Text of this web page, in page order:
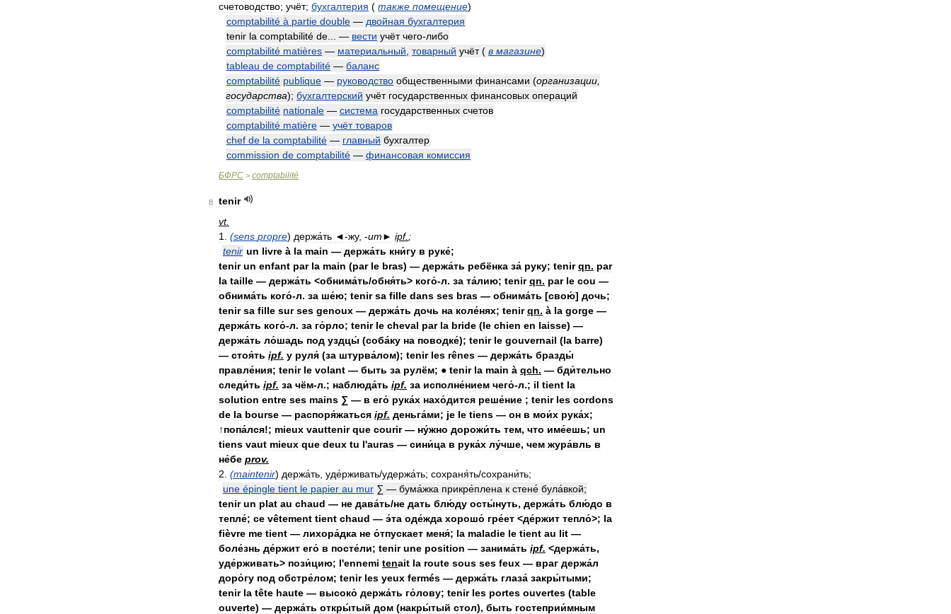
счетоводство; учёт; бухгалтерия ( также помещение)
comptabilité à partie double — двойная бухгалтерия
tenir la comptabilité de ... — вести учёт чего-либо
comptabilité matières — материальный товарный учёт ( в магазине)
tableau de comptabilité — баланс
comptabilité publique — руководство общественными финансами (организации
государства); бухгалтерский учёт государственных финансовых операций
comptabilité nationale — система государственных счетов
comptabilité matière — учёт товаров
chef de la comptabilité — главный бухгалтер
commission de comptabilité — финансовая комиссия
БФРС > comptabilité
8
tenir
vt.
1
(sens propre) держа́ть ◄-жу, -ит► ipf. ;
tenir un livre à la main — держа́ть кни́гу в руке́;
tenir un enfant par la main (par le bras) — держа́ть ребёнка за́ руку; tenir qn. par
la taille — держа́ть <обнима́ть/обня́ть> кого́-л. за та́лию; tenir qn. par le cou —
обнима́ть кого́-л. за ше́ю; tenir sa fille dans ses bras — обнима́ть [свою́] дочь;
tenir sa fille sur ses genoux — держа́ть дочь на коле́нях; tenir qn. à la gorge —
держа́ть кого́-л. за го́рло; tenir le cheval par la bride (le chien en laisse) —
держа́ть ло́шадь под уздцы́ (соба́ку на поводке́); tenir le gouvernail (la barre)
— стоя́ть ipf. у руля́ (за штурва́лом); tenir les rênes — держа́ть бразды́
правле́ния; tenir le volant — быть за рулём; ● tenir la main à qch. — бди́тельно
следи́ть ipf. за чём-л.; наблюда́ть ipf. за исполне́нием чего́-л.; il tient la
solution entre ses mains ∑ — в его́ рука́х нахо́дится реше́ние ; tenir les cordons
de la bourse — распоря́жаться ipf. деньга́ми; je le tiens — он в мои́х рука́х;
↑попа́лся!; mieux vauttenir que courir— ну́жно дорожи́ть тем, что име́ешь; un
tiens vaut mieux que deux tu l'auras — сини́ца в рука́х лу́чше, чем жура́вль в
не́бе prov.
2 (maintenir) держа́ть уде́рживать/удержа́ть; сохраня́ть/сохрани́ть;
une épingle tient le papier au mur ∑ — бума́жка прикре́плена к стене́ була́вкой;
tenir un plat au chaud — не дава́ть/не дать блю́ду осты́нуть, держа́ть блю́до в
тепле́; ce vêtement tient chaud — э́та оде́жда хорошо́ гре́ет <де́ржит тепло́>; la
fièvre me tient — лихора́дка не о́тпускает меня́; la maladie le tient au lit —
боле́знь де́ржит его́ в посте́ли; tenir une position — занима́ть ipf. <держа́ть,
уде́рживать> пози́цию; l'ennemi tenait la route sous ses feux — враг держа́л
доро́гу под обстре́лом; tenir les yeux fermés — держа́ть глаза́ закры́тыми;
tenir la tête haute — высоко́ держа́ть го́лову; tenir les portes ouvertes (table
ouverte) — держа́ть откры́тый дом (накры́тый стол), быть гостеприи́мным